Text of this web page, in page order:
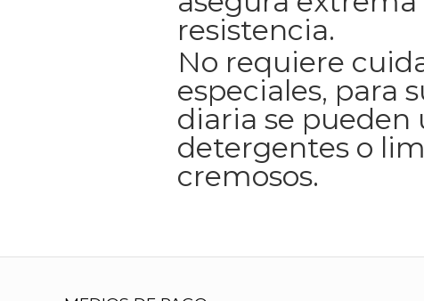
resistencia.
No requiere
especiales, para
diaria se pueden
detergentes o
cremosos.